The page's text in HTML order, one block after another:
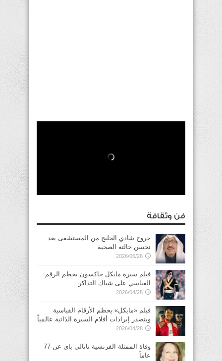
فن وثقافة
خروج شادي الخليج من المستشفى بعد
تحسن حالته الصحية
2026/06/26
فيلم سيرة مايكل جاكسون يحطم الرقم
القياسي على شباك التذاكر
2026/04/28
فيلم «مايكل» يحطم الأرقام القياسية
ويتصدر إيرادات أفلام السيرة الذاتية عالمياً
2026/04/28
وفاة الممثلة الفرنسية ناتالي باي عن 77
عاماً